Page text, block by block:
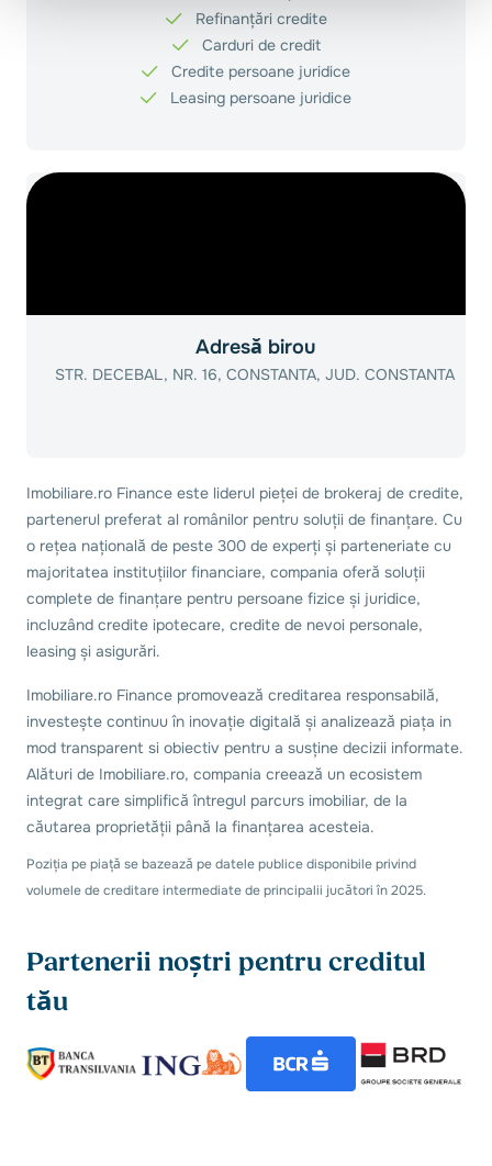
Refinanțări credite
Carduri de credit
Credite persoane juridice
Leasing persoane juridice
Adresă birou
STR. DECEBAL, NR. 16, CONSTANTA, JUD. CONSTANTA
Imobiliare.ro Finance este liderul pieței de brokeraj de credite,
partenerul preferat al românilor pentru soluții de finanțare. Cu
o rețea națională de peste 300 de experți și parteneriate cu
majoritatea instituțiilor financiare, compania oferă soluții
complete de finanțare pentru persoane fizice și juridice,
incluzând credite ipotecare, credite de nevoi personale,
leasing și asigurări.
Imobiliare.ro Finance promovează creditarea responsabilă,
investește continuu în inovație digitală și analizează piața in
mod transparent si obiectiv pentru a susține decizii informate.
Alături de Imobiliare.ro, compania creează un ecosistem
integrat care simplifică întregul parcurs imobiliar, de la
căutarea proprietății până la finanțarea acesteia.
Poziția pe piață se bazează pe datele publice disponibile privind
volumele de creditare intermediate de principalii jucători în 2025.
Partenerii noștri pentru creditul
tău